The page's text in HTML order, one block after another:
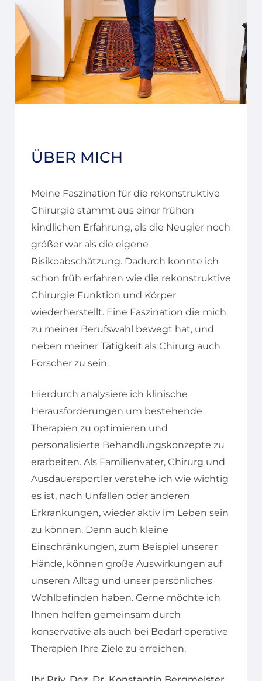
ÜBER MICH
Meine Faszination für die rekonstruktive
Chirurgie stammt aus einer frühen
kindlichen Erfahrung, als die Neugier noch
größer war als die eigene
Risikoabschätzung. Dadurch konnte ich
schon früh erfahren wie die rekonstruktive
Chirurgie Funktion und Körper
wiederherstellt. Eine Faszination die mich
zu meiner Berufswahl bewegt hat, und
neben meiner Tätigkeit als Chirurg auch
Forscher zu sein.
Hierdurch analysiere ich klinische
Herausforderungen um bestehende
Therapien zu optimieren und
personalisierte Behandlungskonzepte zu
erarbeiten. Als Familienvater, Chirurg und
Ausdauersportler verstehe ich wie wichtig
es ist, nach Unfällen oder anderen
Erkrankungen, wieder aktiv im Leben sein
zu können. Denn auch kleine
Einschränkungen, zum Beispiel unserer
Hände, können große Auswirkungen auf
unseren Alltag und unser persönliches
Wohlbefinden haben. Gerne möchte ich
Ihnen helfen gemeinsam durch
konservative als auch bei Bedarf operative
Therapien Ihre Ziele zu erreichen.